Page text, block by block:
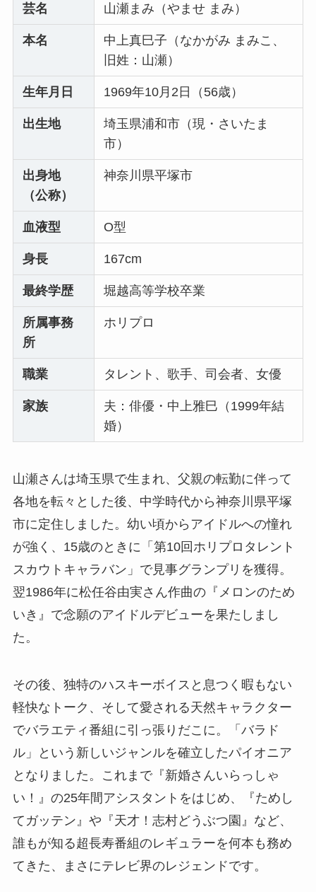
芸名 山瀬まみ（やませ まみ）
本名
中上真巳子（なかがみ まみこ、
旧姓：山瀬）
生年月日 1969年10月2日（56歳）
出生地
埼玉県浦和市（現・さいたま
市）
出身地
（公称）
神奈川県平塚市
血液型 O型
身長 167cm
最終学歴 堀越高等学校卒業
所属事務
所
ホリプロ
職業 タレント、歌手、司会者、女優
家族
夫：俳優・中上雅巳（1999年結
婚）
山瀬さんは埼玉県で生まれ、父親の転勤に伴って
各地を転々とした後、中学時代から神奈川県平塚
市に定住しました。幼い頃からアイドルへの憧れ
が強く、15歳のときに「第10回ホリプロタレント
スカウトキャラバン」で見事グランプリを獲得。
翌1986年に松任谷由実さん作曲の『メロンのため
いき』で念願のアイドルデビューを果たしまし
た。
その後、独特のハスキーボイスと息つく暇もない
軽快なトーク、そして愛される天然キャラクター
でバラエティ番組に引っ張りだこに。「バラド
ル」という新しいジャンルを確立したパイオニア
となりました。これまで『新婚さんいらっしゃ
い！』の25年間アシスタントをはじめ、『ためし
てガッテン』や『天才！志村どうぶつ園』など、
誰もが知る超長寿番組のレギュラーを何本も務め
てきた、まさにテレビ界のレジェンドです。